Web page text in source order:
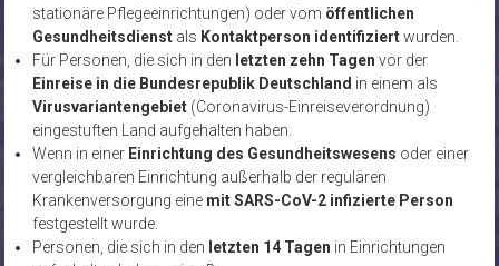
stationäre Pflegeeinrichtungen) oder vom öffentlichen
Gesundheitsdienstals Kontaktperson identifiziertwurden.
Für Personen, die sich in den letzten zehn Tagen vor der
Einreise in die Bundesrepublik Deutschland in einem als
Virusvariantengebiet(Coronavirus-Einreiseverordnung)
eingestuften Land aufgehalten haben.
Wenn in einer Einrichtung des Gesundheitswesens oder einer
vergleichbaren Einrichtung außerhalb der regulären
Krankenversorgung eine mit SARS-CoV-2 infizierte Person
festgestellt wurde.
Personen, die sich in den letzten 14 Tagen in Einrichtungen